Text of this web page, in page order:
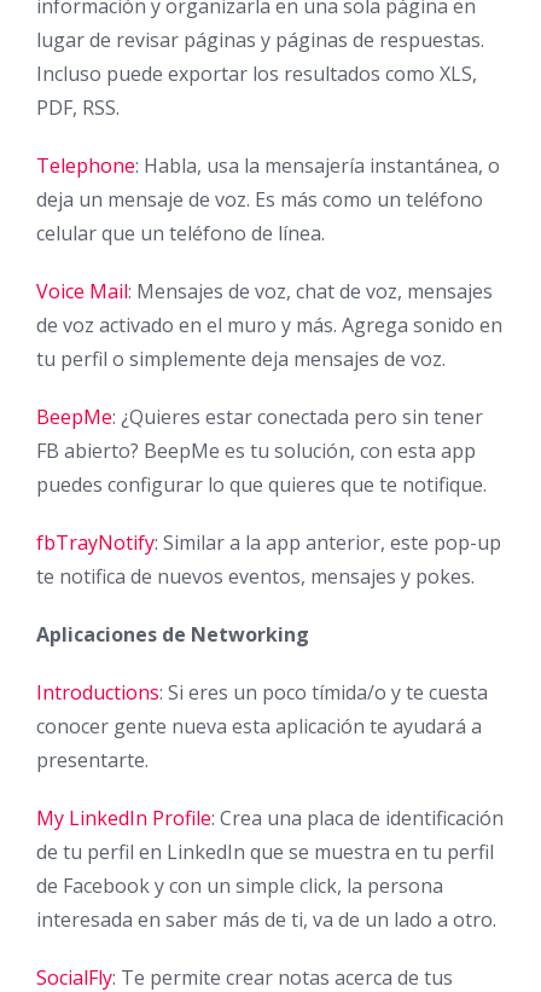
información y organizarla en una sola página en
lugar de revisar páginas y páginas de respuestas.
Incluso puede exportar los resultados como XLS,
PDF, RSS.
Telephone: Habla, usa la mensajería instantánea, o
deja un mensaje de voz. Es más como un teléfono
celular que un teléfono de línea.
Voice Mail: Mensajes de voz, chat de voz, mensajes
de voz activado en el muro y más. Agrega sonido en
tu perfil o simplemente deja mensajes de voz.
BeepMe: ¿Quieres estar conectada pero sin tener
FB abierto? BeepMe es tu solución, con esta app
puedes configurar lo que quieres que te notifique.
fbTrayNotify: Similar a la app anterior, este pop-up
te notifica de nuevos eventos, mensajes y pokes.
Aplicaciones de Networking
Introductions: Si eres un poco tímida/o y te cuesta
conocer gente nueva esta aplicación te ayudará a
presentarte.
My LinkedIn Profile: Crea una placa de identificación
de tu perfil en LinkedIn que se muestra en tu perfil
de Facebook y con un simple click, la persona
interesada en saber más de ti, va de un lado a otro.
SocialFly: Te permite crear notas acerca de tus